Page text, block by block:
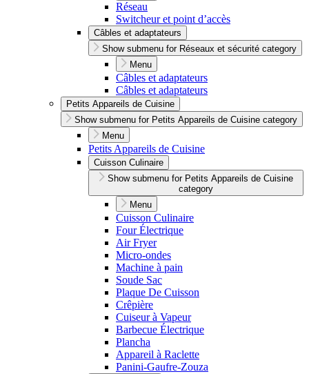
Réseau
Switcheur et point d’accès
Câbles et adaptateurs
Show submenu for Réseaux et sécurité category
Menu
Câbles et adaptateurs
Câbles et adaptateurs
Petits Appareils de Cuisine
Show submenu for Petits Appareils de Cuisine category
Menu
Petits Appareils de Cuisine
Cuisson Culinaire
Show submenu for Petits Appareils de Cuisine
category
Menu
Cuisson Culinaire
Four Électrique
Air Fryer
Micro-ondes
Machine à pain
Soude Sac
Plaque De Cuisson
Crêpière
Cuiseur à Vapeur
Barbecue Électrique
Plancha
Appareil à Raclette
Panini-Gaufre-Zouza